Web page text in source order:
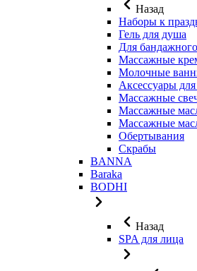
Назад
Наборы к
Гель для душа
Для
Массажные
Молочные
Аксессуары
Массажные
Массажные
Массажные
Обертывания
Скрабы
BANNA
Baraka
BODHI
Назад
SPA для лица